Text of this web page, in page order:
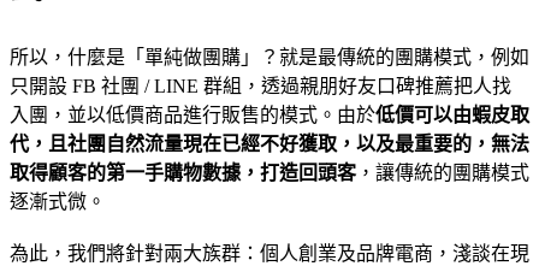
所以，什麼是「單純做團購」？就是最傳統的團購模式，例如
只開設 FB 社團 / LINE 群組，透過親朋好友口碑推薦把人找
入團，並以低價商品進行販售的模式。由於低價可以由蝦皮取
代，且社團自然流量現在已經不好獲取，以及最重要的，無法
取得顧客的第一手購物數據，打造回頭客，讓傳統的團購模式
逐漸式微。
為此，我們將針對兩大族群：個人創業及品牌電商，淺談在現